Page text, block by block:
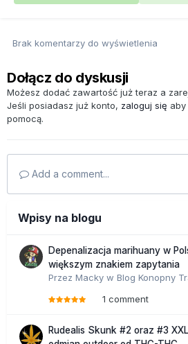
Brak komentarzy do wyświetlenia
Dołącz do dyskusji
Możesz dodać zawartość już teraz a
Jeśli posiadasz już konto, zaloguj się
pomocą.
Add a comment...
Wpisy na blogu
Depenalizacja marihuany w
większym znakiem zapytania
Przez Macky w Blog Konopny
1 comment
Rudealis Skunk #2 oraz #3